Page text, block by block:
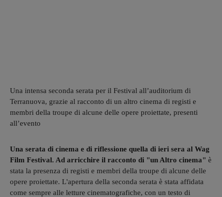
Una intensa seconda serata per il Festival all’auditorium di
Terranuova, grazie al racconto di un altro cinema di registi e
membri della troupe di alcune delle opere proiettate, presenti
all’evento
Una serata di cinema e di riflessione quella di ieri sera al Wag
Film Festival. Ad arricchire il racconto di "un Altro cinema" è
stata la presenza di registi e membri della troupe di alcune delle
opere proiettate. L'apertura della seconda serata è stata affidata
come sempre alle letture cinematografiche, con un testo di